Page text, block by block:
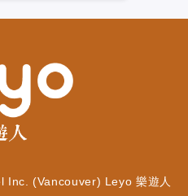
Inc. (Vancouver) Leyo 樂遊人